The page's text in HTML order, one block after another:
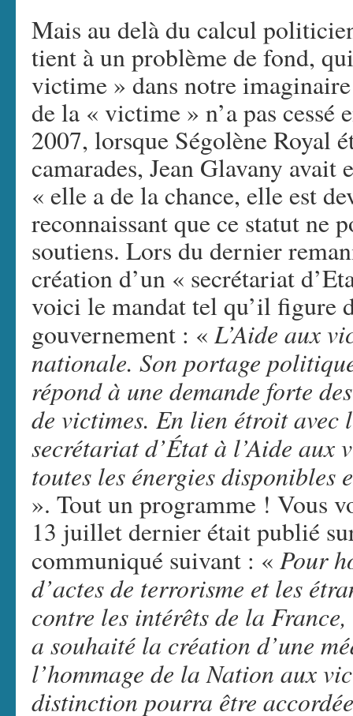
Mais au delà du calcul
tient à un problème de fond,
victime » dans notre
de la « victime » n’a pas cessé
2007, lorsque Ségolène Royal
camarades, Jean Glavany
« elle a de la chance, elle est
reconnaissant que ce statut ne
soutiens. Lors du dernier
création d’un « secrétariat
voici le mandat tel qu’il figure
gouvernement : «L’Aide aux
nationale. Son portage
répond à une demande forte
de victimes. En lien étroit avec
secrétariat d’État à l’Aide aux
toutes les énergies disponibles
». Tout un programme ! Vous
13 juillet dernier était publié
communiqué suivant : « Pour
d’actes de terrorisme et les
contre les intérêts de la
a souhaité la création d’une
l’hommage de la Nation aux
distinction pourra être